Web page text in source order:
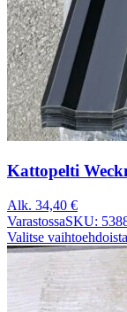
Kattopelti
Alk. 34,40 €
VarastossaSKU:
Valitse vaihtoehdoista